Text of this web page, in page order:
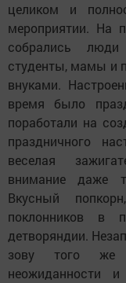
целиком и
мероприятии. На
собрались
студенты, мамы и
внуками.
время было
поработали на
праздничного
веселая
внимание даже
Вкусный
поклонников в
детворяндии.
зову того же
неожиданности